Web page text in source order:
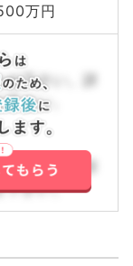
万円
下さい。詳
さい。
下さい。詳
下さい。